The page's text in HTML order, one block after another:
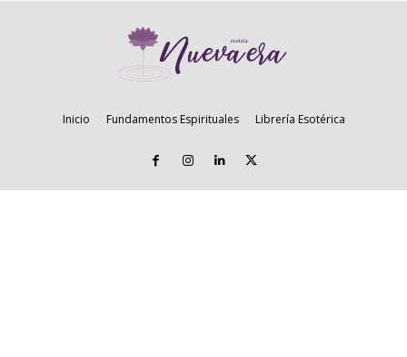
Inicio Fundamentos Espirituales Librería Esotérica